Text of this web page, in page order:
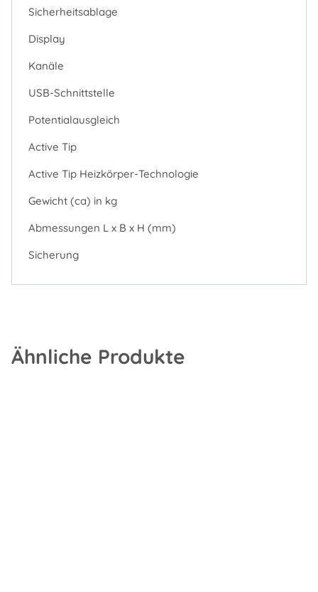
Sicherheitsablage
Display
Kanäle
USB-Schnittstelle
Potentialausgleich
Active Tip
Active Tip Heizkörper-Technologie
Gewicht (ca) in kg
Abmessungen L x B x H (mm)
Sicherung
Ähnliche Produkte